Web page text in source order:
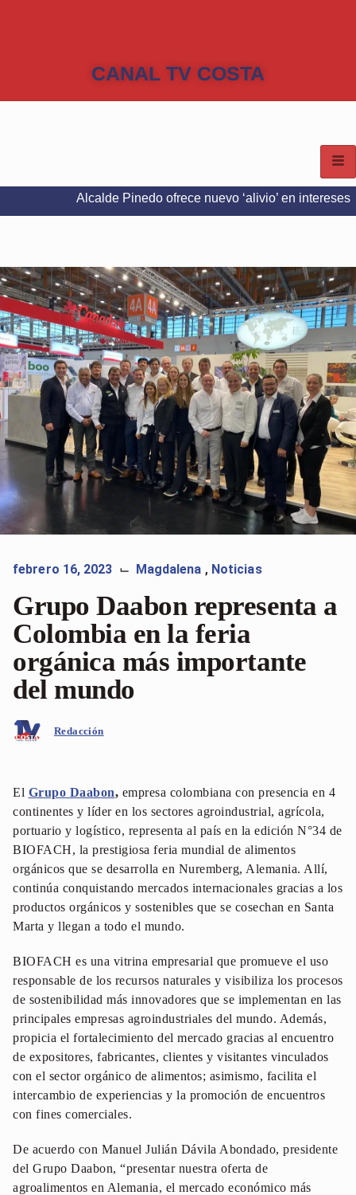
CANAL TV COSTA
Alcalde Pinedo ofrece nuevo ‘alivio’ en intereses del Predial
febrero 16, 2023 ⌙ Magdalena , Noticias
Grupo Daabon representa a
Colombia en la feria
orgánica más importante
del mundo
Redacción
El Grupo Daabon, empresa colombiana con presencia en 4
continentes y líder en los sectores agroindustrial, agrícola,
portuario y logístico, representa al país en la edición N°34 de
BIOFACH, la prestigiosa feria mundial de alimentos
orgánicos que se desarrolla en Nuremberg, Alemania. Allí,
continúa conquistando mercados internacionales gracias a los
productos orgánicos y sostenibles que se cosechan en Santa
Marta y llegan a todo el mundo.
BIOFACH es una vitrina empresarial que promueve el uso
responsable de los recursos naturales y visibiliza los procesos
de sostenibilidad más innovadores que se implementan en las
principales empresas agroindustriales del mundo. Además,
propicia el fortalecimiento del mercado gracias al encuentro
de expositores, fabricantes, clientes y visitantes vinculados
con el sector orgánico de alimentos; asimismo, facilita el
intercambio de experiencias y la promoción de encuentros
con fines comerciales.
De acuerdo con Manuel Julián Dávila Abondado, presidente
del Grupo Daabon, “presentar nuestra oferta de
agroalimentos en Alemania, el mercado económico más